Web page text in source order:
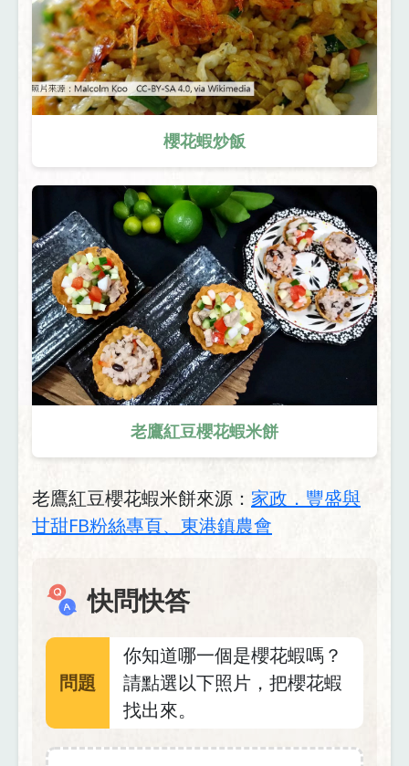
櫻花蝦炒飯
老鷹紅豆櫻花蝦米餅
老鷹紅豆櫻花蝦米餅來源： 家政．豐盛與
甘甜FB粉絲專頁、東港鎮農會
快問快答
問題
你知道哪一個是櫻花蝦嗎？
請點選以下照片，把櫻花蝦
找出來。